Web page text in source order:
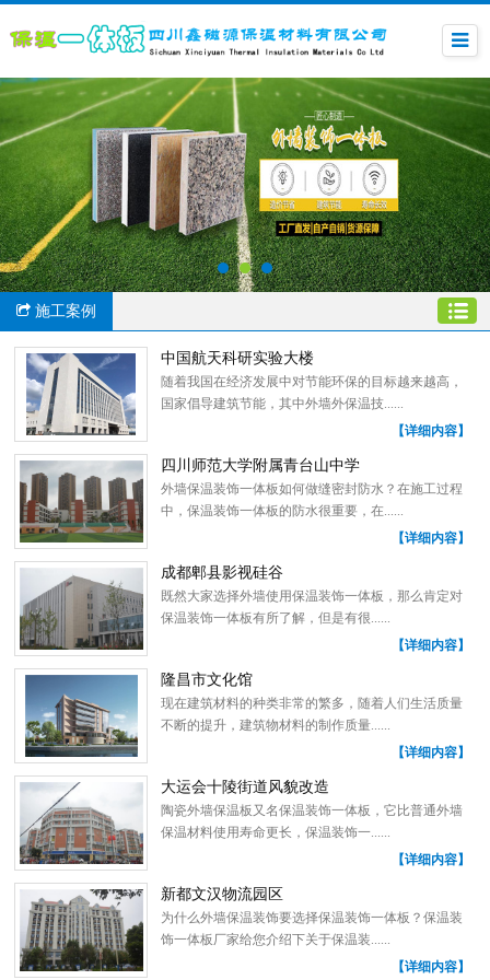
施工案例
中国航天科研实验大楼
随着我国在经济发展中对节能环保的目标越来越高，
国家倡导建筑节能，其中外墙外保温技......
【详细内容】
四川师范大学附属青台山中学
外墙保温装饰一体板如何做缝密封防水？在施工过程
中，保温装饰一体板的防水很重要，在......
【详细内容】
成都郫县影视硅谷
既然大家选择外墙使用保温装饰一体板，那么肯定对
保温装饰一体板有所了解，但是有很......
【详细内容】
隆昌市文化馆
现在建筑材料的种类非常的繁多，随着人们生活质量
不断的提升，建筑物材料的制作质量......
【详细内容】
大运会十陵街道风貌改造
陶瓷外墙保温板又名保温装饰一体板，它比普通外墙
保温材料使用寿命更长，保温装饰一......
【详细内容】
新都文汉物流园区
为什么外墙保温装饰要选择保温装饰一体板？保温装
饰一体板厂家给您介绍下关于保温装......
【详细内容】